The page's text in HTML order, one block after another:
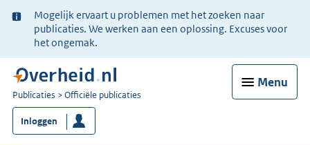
Ter
informatie:
Mogelijk ervaart u problemen met het zoeken naar
publicaties. We werken aan een oplossing. Excuses voor
het ongemak.
Menu
U
bent
nu
hier:
Publicaties Officiële publicaties
Inloggen